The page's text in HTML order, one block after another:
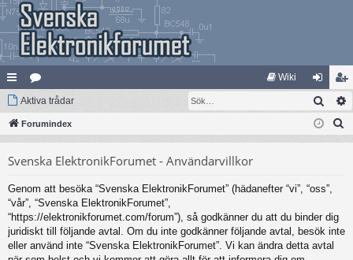
na
bb
ar
at
eg
Wiki
og
ga
li
m
Aktiva trådar Sök
Forumindex
Svenska ElektronikForumet - Användarvillkor
Genom att besöka “Svenska ElektronikForumet” (hädanefter “vi”, “oss”,
“vår”, “Svenska ElektronikForumet”,
“https://elektronikforumet.com/forum”), så godkänner du att du binder dig
juridiskt till följande avtal. Om du inte godkänner följande avtal, besök inte
eller använd inte “Svenska ElektronikForumet”. Vi kan ändra detta avtal